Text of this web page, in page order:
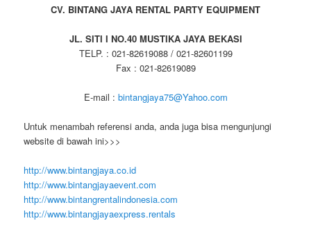
CV. BINTANG JAYA RENTAL PARTY EQUIPMENT
JL. SITI I NO.40 MUSTIKA JAYA BEKASI
TELP. : 021-82619088 / 021-82601199
Fax : 021-82619089
E-mail : bintangjaya75@Yahoo.com
Untuk menambah referensi anda, anda juga bisa mengunjungi
website di bawah ini>>>
http://www.bintangjaya.co.id
http://www.bintangjayaevent.com
http://www.bintangrentalindonesia.com
http://www.bintangjayaexpress.rentals